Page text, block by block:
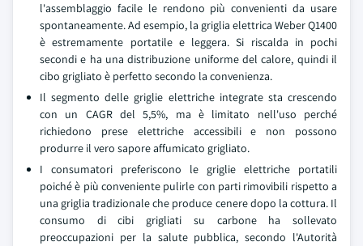
l'assemblaggio facile le rendono più convenienti da usare
spontaneamente. Ad esempio, la griglia elettrica Weber Q1400
è estremamente portatile e leggera. Si riscalda in pochi
secondi e ha una distribuzione uniforme del calore, quindi il
cibo grigliato è perfetto secondo la convenienza.
Il segmento delle griglie elettriche integrate sta crescendo
con un CAGR del 5,5%, ma è limitato nell'uso perché
richiedono prese elettriche accessibili e non possono
produrre il vero sapore affumicato grigliato.
I consumatori preferiscono le griglie elettriche portatili
poiché è più conveniente pulirle con parti rimovibili rispetto a
una griglia tradizionale che produce cenere dopo la cottura. Il
consumo di cibi grigliati su carbone ha sollevato
preoccupazioni per la salute pubblica, secondo l'Autorità